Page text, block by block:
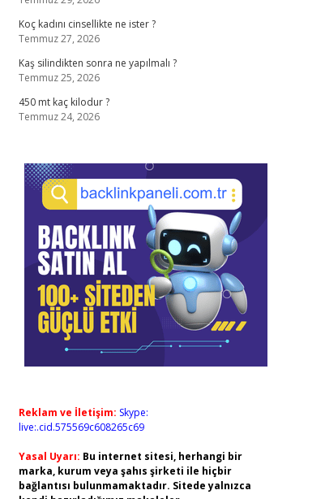
Koç kadını cinsellikte ne ister ?
Temmuz 27, 2026
Kaş silindikten sonra ne yapılmalı ?
Temmuz 25, 2026
450 mt kaç kilodur ?
Temmuz 24, 2026
Reklam ve İletişim: Skype:
live:.cid.575569c608265c69
Yasal Uyarı: Bu internet sitesi, herhangi bir
marka, kurum veya şahıs şirketi ile hiçbir
bağlantısı bulunmamaktadır. Sitede yalnızca